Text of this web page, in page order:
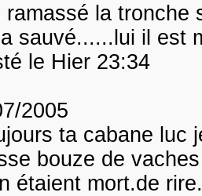
la tronche
sauvé......lui il est
le Hier 23:34
2005
ta cabane luc
bouze de
étaient mort.de